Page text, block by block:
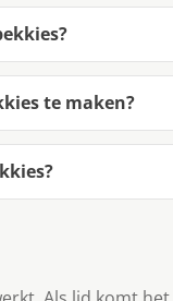
te maken?